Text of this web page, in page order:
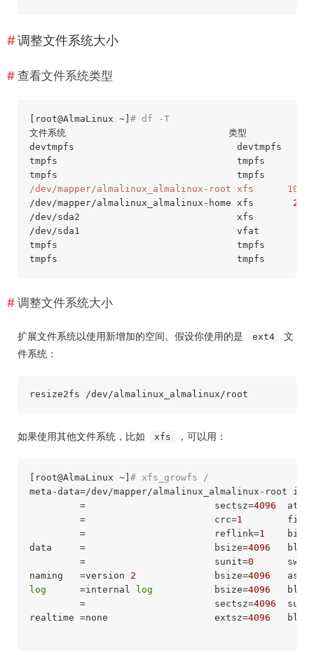
调整文件系统大小
查看文件系统类型
[root@AlmaLinux ~] # df -T
文件系统                             类型
devtmpfs
tmpfs                                tmpfs
tmpfs                                tmpfs
/dev/mapper/almalinux_almalinux-root xfs
/dev/mapper/almalinux_almalinux-home xfs
/dev/sda2                            xfs
/dev/sda1                            vfat
tmpfs                                tmpfs
tmpfs                                tmpfs
调整文件系统大小
扩展文件系统以使用新增加的空间。假设你使用的是 ext4
文
件系统：
如果使用其他文件系统，比如 xfs ，可以用：
[root@AlmaLinux ~] # xfs_growfs /
meta-data=/dev/mapper/almalinux_almalinux-root
         =                       sectsz=
4096
         =                       crc=
1
         =                       reflink=
1
data     =                       bsize=4096
         =                       sunit=
0
naming   =version 2
              bsize=
4096
log
      =internal
log
           bsize=
4096
         =                       sectsz=
4096
realtime =none                   extsz=4096